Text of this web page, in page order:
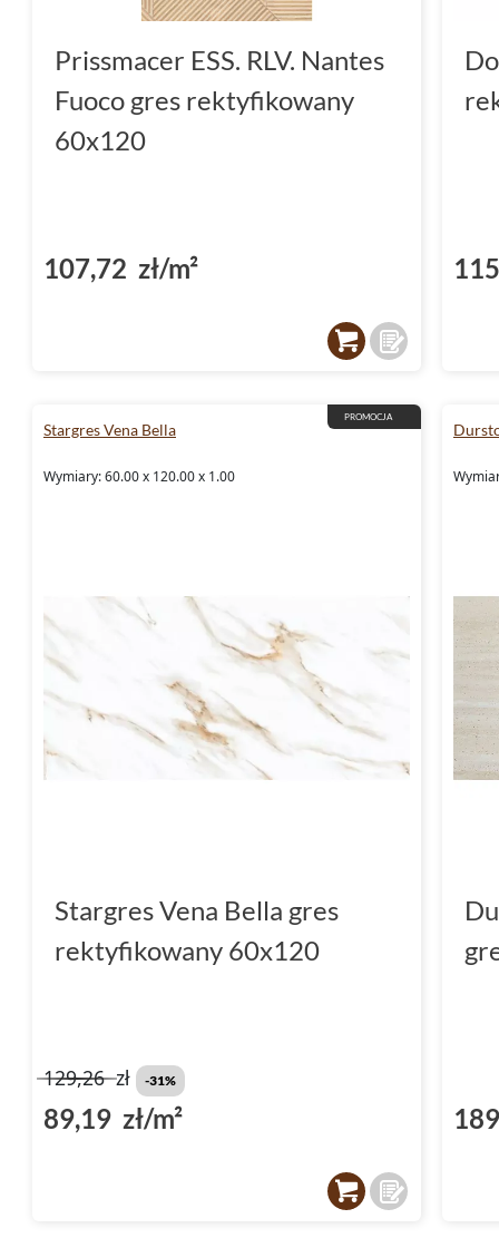
Prissmacer ESS. RLV. Nantes
Fuoco gres rektyfikowany
60x120
107,72 zł/m²
PROMOCJA
Stargres Vena Bella
Wymiary: 60.00 x 120.00 x 1.00
Stargres Vena Bella gres
rektyfikowany 60x120
129,26zł -31%
89,19 zł/m²